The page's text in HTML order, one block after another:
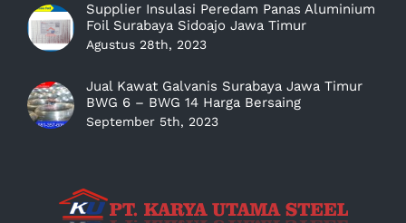
Supplier Insulasi Peredam Panas Aluminium
Foil Surabaya Sidoajo Jawa Timur
Agustus 28th, 2023
Jual Kawat Galvanis Surabaya Jawa Timur
BWG 6 – BWG 14 Harga Bersaing
September 5th, 2023